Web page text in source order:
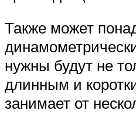
Также может
нужны будут не
длинным и
занимает от